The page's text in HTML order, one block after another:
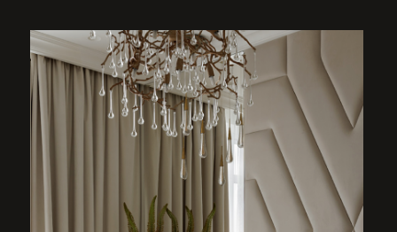
Детская комната с одной взрослой кроватью
для старшего сына выделена темно-серым цветом
в отделке стен, потолка и мебели.
ДЕТСКАЯ СПАЛЬНЯ